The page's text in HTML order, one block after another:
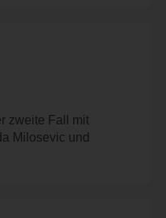
zweite Fall mit
Milosevic und